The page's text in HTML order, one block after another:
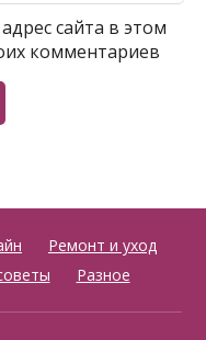
сайта в этом
комментариев
Ремонт и уход
Разное